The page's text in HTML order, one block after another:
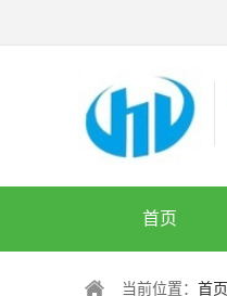
首页
当前位置： 首页